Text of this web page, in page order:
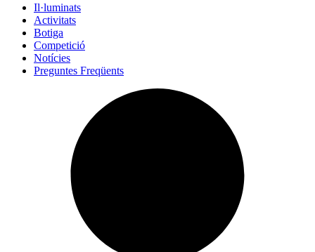
Il·luminats
Activitats
Botiga
Competició
Notícies
Preguntes Freqüents